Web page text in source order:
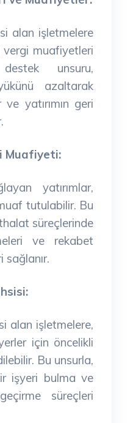
alan işletmelere
muafiyetleri
unsuru,
azaltarak
ve yatırımın geri
Muafiyeti:
yatırımlar,
tutulabilir. Bu
süreçlerinde
ve rekabet
sağlanır.
alan işletmelere,
için öncelikli
Bu unsurla,
işyeri bulma ve
süreçleri